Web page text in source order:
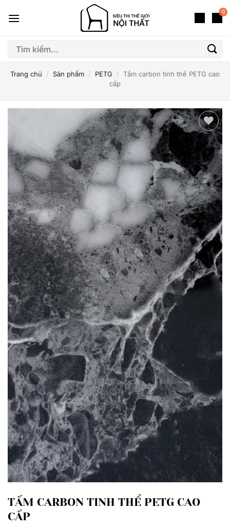
qua
dung
0
Tìm
Trang chủ / Sản phẩm / PETG / Tấm carbon tinh thể PETG cao
cấp
Thêm
yêu
thích
TẤM CARBON TINH THỂ PETG CAO
CẤP